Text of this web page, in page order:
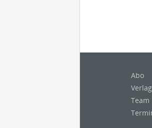
Abo
Verlag
Team